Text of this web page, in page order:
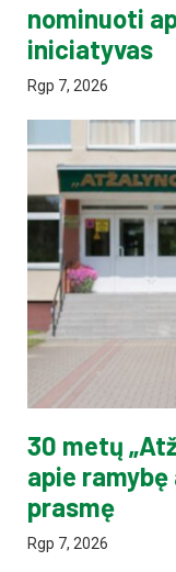
nominuoti
iniciatyvas
Rgp 7, 2026
30 metų
apie
prasmę
Rgp 7, 2026